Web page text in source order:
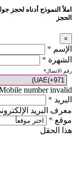
املأ النموذج أدناه لحجز
الحجز
×
الإسم *
الشهرة *
رقم الاتصال*
number invalid
البريد *
معرف البريد
موقع *
هذا الحقل